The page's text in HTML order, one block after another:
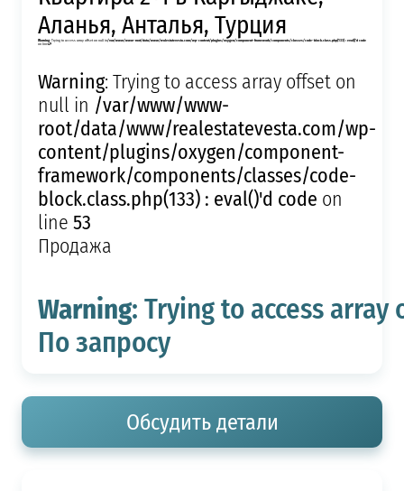
Аланья, Анталья, Турция
Warning: Trying to access array offset on null in/var/www/www-root/data/www/realestatevesta.com/wp-content/plugins/oxygen/component-framework/components/classes/code-block.class.php(133) : eval()'d code
on line49
Warning: Trying to access array offset on
null in /var/www/www-
root/data/www/realestatevesta.com/wp-
content/plugins/oxygen/component-
framework/components/classes/code-
block.class.php(133) : eval()'d code on
line53
Продажа
Warning: Trying to access
По запросу
Обсудить детали